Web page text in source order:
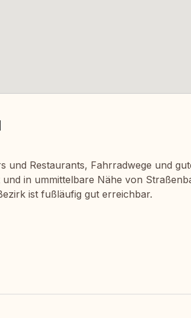
und Restaurants, Fahrradwege und
in ummittelbare Nähe von
ist fußläufig gut erreichbar.